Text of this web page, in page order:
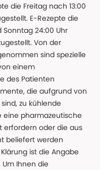
die Freitag nach 13:00
E-Rezepte die
24:00 Uhr
Von der
sind spezielle
einem
des Patienten
die aufgrund von
zu kühlende
eine pharmazeutische
erfordern oder die aus
beliefert werden
ist die Angabe
Ihnen die